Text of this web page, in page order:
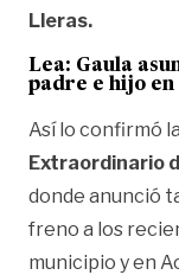
Lleras.
Lea: Gaula
padre e hijo
Así lo confirmó
Extraordinario
donde anunció
freno a los
municipio y en